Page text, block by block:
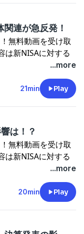
晩飲み歩く。そん
バブル絶頂期にか
むなく同じ金融とい
職したとたん、あ
気ままな生活から一
ごかれる。ある日は
は1日400軒の受話
には何とか耐えられ
め「はめ込む」営
で無知な顧客に金
する。しかし金融へ
として独立。「経営
トップ水準である
レーダーに師事して
、株式現物、信用取
すべて経験済み。シ
ったり、加えてリ
www.street-
しんさん プロ
ン、元デイトレー
外務員1種・協会
研究会 主宰講師実
談を経験。・上場
ングノートの作り
のマネーセミナー
晩飲み歩く。そん
バブル絶頂期にか
むなく同じ金融とい
職したとたん、あ
気ままな生活から一
ごかれる。ある日は
は1日400軒の受話
には何とか耐えられ
め「はめ込む」営
で無知な顧客に金
産運用のために影
。励みになりま
↓
ストア
www.street-
しんさん プロ
ン、元デイトレー
外務員1種・協会
研究会 主宰講師実
談を経験。・上場
ングノートの作り
のマネーセミナー
晩飲み歩く。そん
をオン 3.5倍速
作です。Amazon
。投資関連じゃな
ご注意ください。
した】元証券マ
資アドバイザーのし
今日の経済ニュー
産運用のために影
。励みになりま
↓
ストア
www.street-
ーーーーー
ャッシュの流れ？
ンデックス投信が
みました。タイト
40PF0SQ【読
み上げ機能が付い
その他→アシスト
ます。kindle出版
ンFP」で検索か下
ラインで始める
【引越ししまし
ランナーで投資アド
ッと学べる今日の
連が急反発！
無料動画を受け取
は新NISAに対する
が初めて
設動画です。所用1
ーーーーー
各国猛反発
連が急反発！闘病記
除闘病日記↓
奨】最近のkindle
。本を開いて上部
...more
21min Play
は！？
無料動画を受け取
は新NISAに対する
が初めて
設動画です。所用1
...more
20min Play